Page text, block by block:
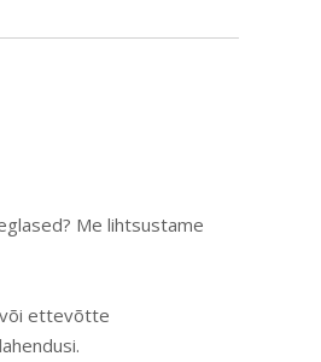
Me lihtsustame
ettevõtte